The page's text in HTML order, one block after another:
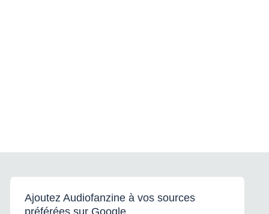
Ajoutez Audiofanzine à vos sources
préférées sur Google